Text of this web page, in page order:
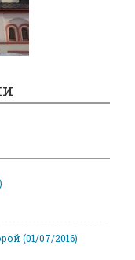
(01/07/2016)